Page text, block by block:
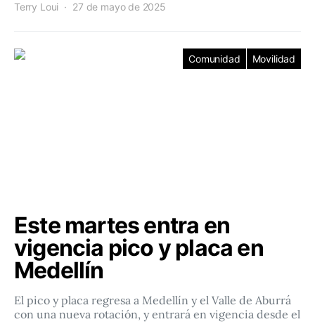
Terry Loui 27 de mayo de 2025
Comunidad Movilidad
Este martes entra en
vigencia pico y placa en
Medellín
El pico y placa regresa a Medellín y el Valle de Aburrá
con una nueva rotación, y entrará en vigencia desde el